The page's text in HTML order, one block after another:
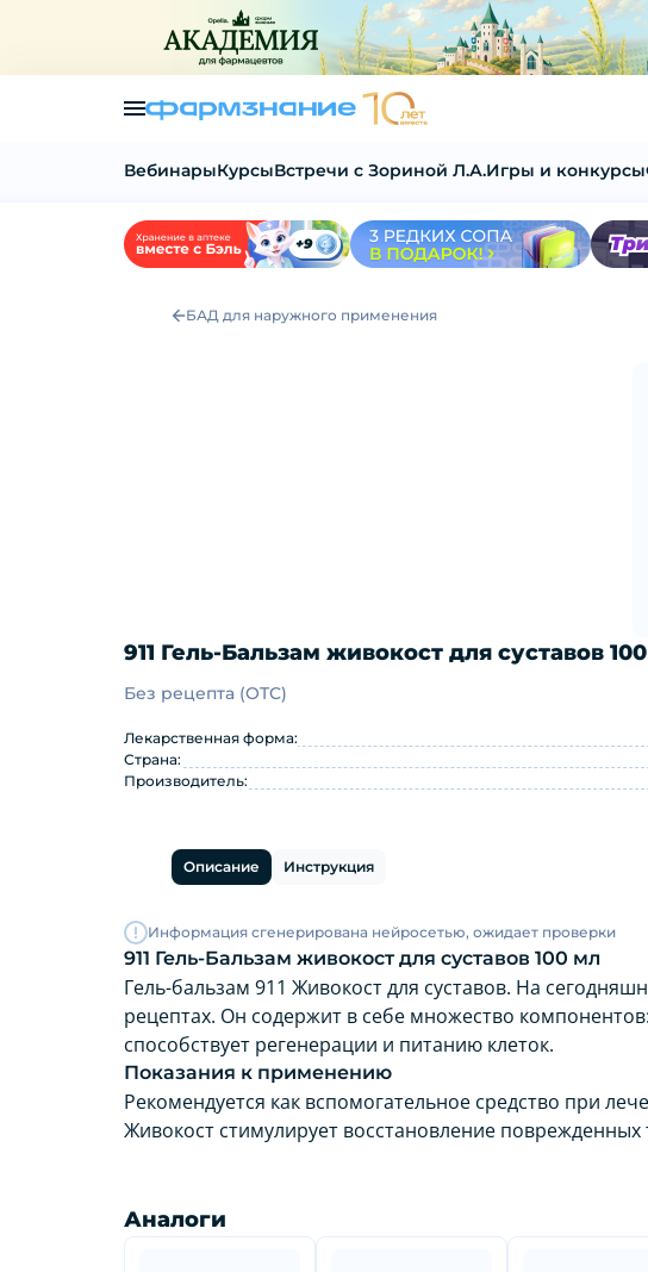
ВебинарыКурсыВстречи с Зориной Л.А.Игры и конкурсы
БАД для наружного применения
911 Гель-Бальзам живокост для суставов
911 Гель-Бальзам живокост для
Без рецепта (OTC)
Лекарственная форма:
Страна:
Производитель:
Описание Инструкция
Информация сгенерирована нейросетью, ожидает проверки
911 Гель-Бальзам живокост для суставов 100 мл
Гель-бальзам 911 Живокост для суставов. На
рецептах. Он содержит в себе множество
способствует регенерации и питанию клеток.
Показания к применению
Рекомендуется как вспомогательное средство при
Живокост стимулирует восстановление
Аналоги